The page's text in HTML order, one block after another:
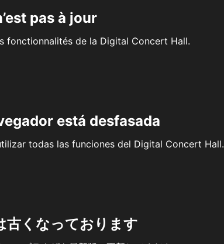
pas à jour
fonctionnalités de la Digital Concert Hall.
está desfasada
todas las funciones del Digital Concert Hall.
古くなっております